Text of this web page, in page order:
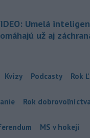
Umelá
už aj
Kvízy Podcasty Rok
Rok dobrovoľníctva
MS v hokeji